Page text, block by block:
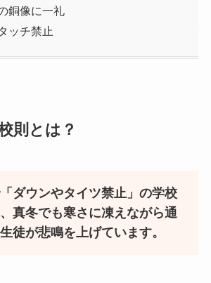
銅像に一礼
ッチ禁止
則とは？
ダウンやタイツ禁止」の学校
真冬でも寒さに凍えながら通
徒が悲鳴を上げています。